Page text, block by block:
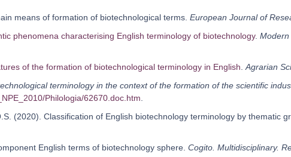
means of formation of biotechnological terms. European Journal of
phenomena characterising English terminology of biotechnology. Modern
of the formation of biotechnological terminology in English Agrarian
terminology in the context of the formation of the scientific
Philologia/62670.doc.htm
(2020). Classification of English biotechnology terminology by thematic
English terms of biotechnology sphere. Cogito. Multidisciplinary.